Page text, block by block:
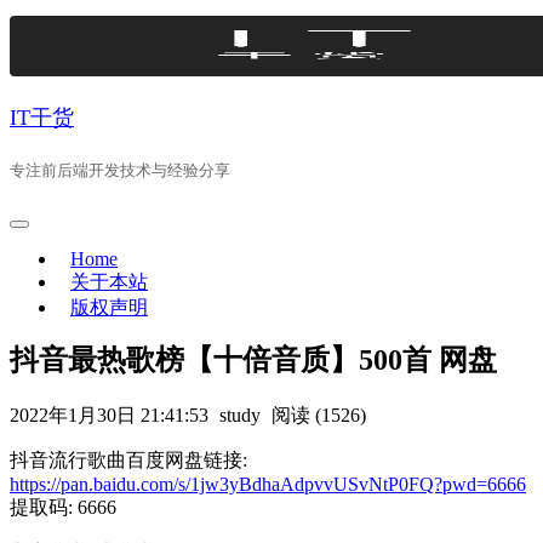
Skip
IT干货
专注前后端开发技术与经验分享
Home
关于本站
版权声明
抖音最热歌榜【十倍音质】500首 网盘
2022年1月30日 21:41:53 study 阅读 (1526)
抖音流行歌曲百度网盘链接:
https://pan.baidu.com/s/1jw3yBdhaAdpvvUSvNtP0FQ?pwd=6666
提取码: 6666